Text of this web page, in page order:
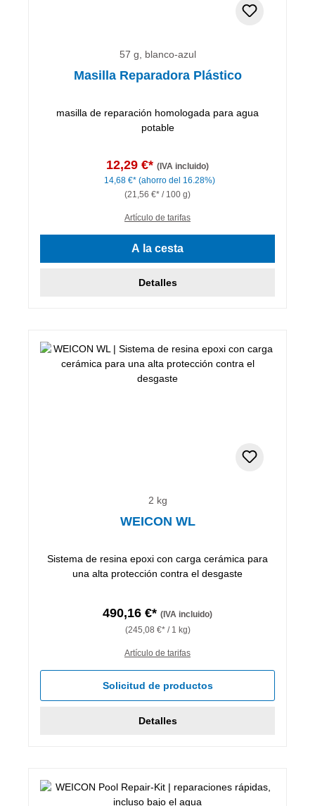
57 g, blanco-azul
Masilla Reparadora Plástico
masilla de reparación homologada para agua
potable
12,29 €* (IVA incluido)
14,68 €* (ahorro del 16.28%)
(21,56 €* / 100 g)
Artículo de tarifas
A la cesta
Detalles
2 kg
WEICON WL
Sistema de resina epoxi con carga cerámica para
una alta protección contra el desgaste
490,16 €* (IVA incluido)
(245,08 €* / 1 kg)
Artículo de tarifas
Solicitud de productos
Detalles